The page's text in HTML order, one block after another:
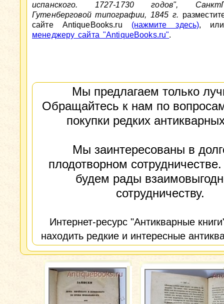
испанского. 1727-1730 годов",
Гутенберговой типографии, 1845 г.
сайте AntiqueBooks.ru (нажмите здесь),
менеджеру сайта "AntiqueBooks.ru".
Мы предлагаем только
Обращайтесь к нам по
покупки редких
Мы заинтересованы в
плодотворном
будем рады
сотрудничеству.
Интернет-ресурс "Антикварные
находить редкие и интересные